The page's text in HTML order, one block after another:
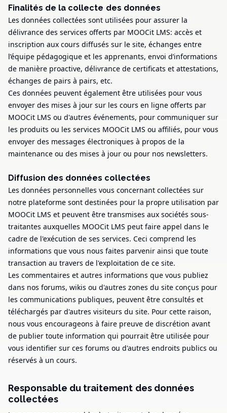
Finalités de la collecte des données
Les données collectées sont utilisées pour assurer la
délivrance des services offerts par MOOCit LMS: accès et
inscription aux cours diffusés sur le site, échanges entre
l’équipe pédagogique et les apprenants, envoi d’informations
de manière proactive, délivrance de certificats et attestations,
échanges de pairs à pairs, etc.
Ces données peuvent également être utilisées pour vous
envoyer des mises à jour sur les cours en ligne offerts par
MOOCit LMS ou d'autres événements, pour communiquer sur
les produits ou les services MOOCit LMS ou affiliés, pour vous
envoyer des messages électroniques à propos de la
maintenance ou des mises à jour ou pour nos newsletters.
Diffusion des données collectées
Les données personnelles vous concernant collectées sur
notre plateforme sont destinées pour la propre utilisation par
MOOCit LMS et peuvent être transmises aux sociétés sous-
traitantes auxquelles MOOCit LMS peut faire appel dans le
cadre de l'exécution de ses services. Ceci comprend les
informations que vous nous faites parvenir ainsi que toute
transaction au travers de l'exploitation de ce site.
Les commentaires et autres informations que vous publiez
dans nos forums, wikis ou d'autres zones du site conçus pour
les communications publiques, peuvent être consultés et
téléchargés par d'autres visiteurs du site. Pour cette raison,
nous vous encourageons à faire preuve de discrétion avant
de publier toute information qui pourrait être utilisée pour
vous identifier sur ces forums ou d'autres endroits publics ou
réservés à un cours.
Responsable du traitement des données
collectées